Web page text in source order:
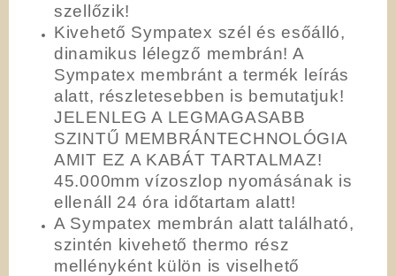
szellőzik!
Kivehető Sympatex szél és esőálló,
dinamikus lélegző membrán! A
Sympatex membránt a termék leírás
alatt, részletesebben is bemutatjuk!
JELENLEG A LEGMAGASABB
SZINTŰ MEMBRÁNTECHNOLÓGIA
AMIT EZ A KABÁT TARTALMAZ!
45.000mm vízoszlop nyomásának is
ellenáll 24 óra időtartam alatt!
A Sympatex membrán alatt található,
szintén kivehető thermo rész
mellényként külön is viselhető